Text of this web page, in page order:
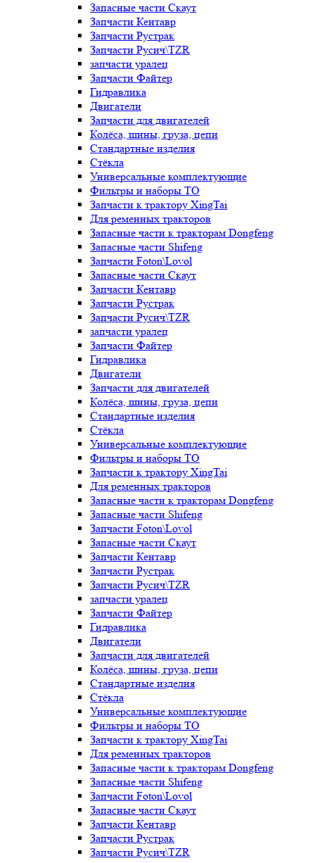
Запасные части Скаут
Запчасти Кентавр
Запчасти Рустрак
Запчасти Русич\TZR
запчасти уралец
Запчасти Файтер
Гидравлика
Двигатели
Запчасти для двигателей
Колёса, шины, груза, цепи
Стандартные изделия
Стёкла
Универсальные комплектующие
Фильтры и наборы ТО
Запчасти к трактору XingTai
Для ременных тракторов
Запасные части к тракторам Dongfeng
Запасные части Shifeng
Запчасти Foton\Lovol
Запасные части Скаут
Запчасти Кентавр
Запчасти Рустрак
Запчасти Русич\TZR
запчасти уралец
Запчасти Файтер
Гидравлика
Двигатели
Запчасти для двигателей
Колёса, шины, груза, цепи
Стандартные изделия
Стёкла
Универсальные комплектующие
Фильтры и наборы ТО
Запчасти к трактору XingTai
Для ременных тракторов
Запасные части к тракторам Dongfeng
Запасные части Shifeng
Запчасти Foton\Lovol
Запасные части Скаут
Запчасти Кентавр
Запчасти Рустрак
Запчасти Русич\TZR
запчасти уралец
Запчасти Файтер
Гидравлика
Двигатели
Запчасти для двигателей
Колёса, шины, груза, цепи
Стандартные изделия
Стёкла
Универсальные комплектующие
Фильтры и наборы ТО
Запчасти к трактору XingTai
Для ременных тракторов
Запасные части к тракторам Dongfeng
Запасные части Shifeng
Запчасти Foton\Lovol
Запасные части Скаут
Запчасти Кентавр
Запчасти Рустрак
Запчасти Русич\TZR